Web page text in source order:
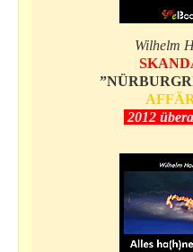
Wilhelm
2012